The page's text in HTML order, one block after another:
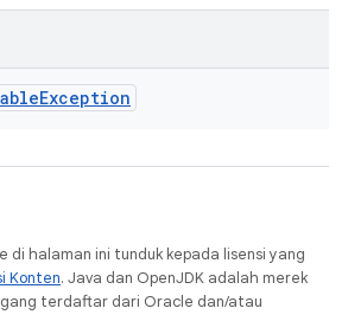
Exception
di halaman ini tunduk kepada lisensi yang
Konten. Java dan OpenJDK adalah merek
terdaftar dari Oracle dan/atau